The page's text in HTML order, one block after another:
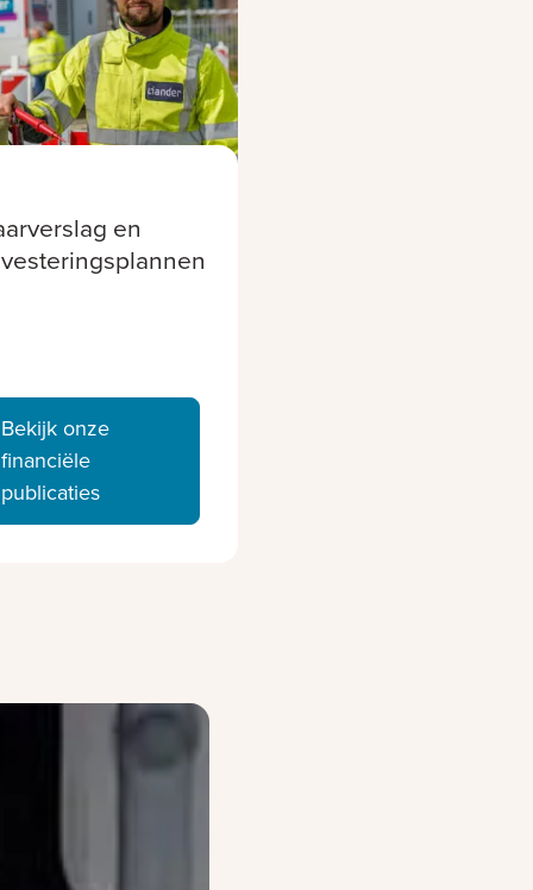
en
Bekijk onze
financiële
publicaties